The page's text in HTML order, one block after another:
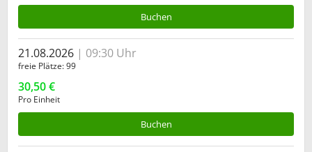
Buchen
21.08.2026 09:30 Uhr
freie Plätze 99
30,50 €
Pro Einheit
Buchen